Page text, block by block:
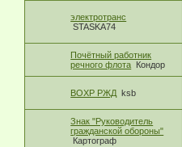
электротранс
STASKA74
Почётный работник
речного флота Кондор
ВОХР РЖД ksb
Знак "Руководитель
гражданской обороны"
Картограф